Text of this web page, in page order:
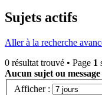
Sujets actifs
Aller à la recherche
0 résultat trouvé • Page 1
Aucun sujet ou
Afficher :